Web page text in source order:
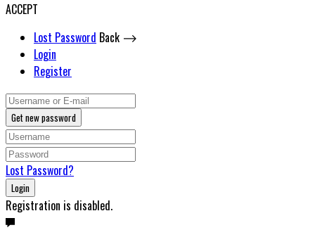
ACCEPT
Lost Password Back ⟶
Login
Register
Get new password
Lost Password?
Login
Registration is disabled.